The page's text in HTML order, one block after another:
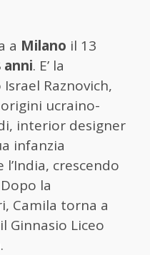
a Milano il 13
anni. E’ la
Raznovich,
ucraino-
interior designer
infanzia
crescendo
la
Camila torna a
Ginnasio Liceo